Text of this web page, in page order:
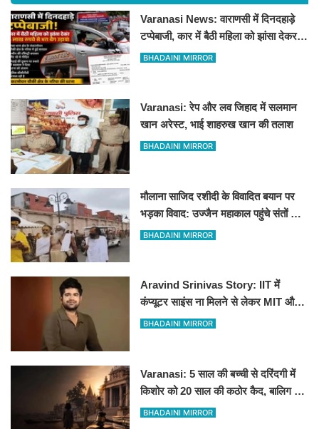
Varanasi News: वाराणसी में दिनदहाड़े
टप्पेबाजी, कार में बैठी महिला को झांसा देकर 5
लाख रुपये से भरा बैग उड़ाया
BHADAINI MIRROR
Varanasi: रेप और लव जिहाद में सलमान
खान अरेस्ट, भाई शाहरुख खान की तलाश
BHADAINI MIRROR
मौलाना साजिद रशीदी के विवादित बयान पर
भड़का विवाद: उज्जैन महाकाल पहुंचे संतों और
कांवड़ियों ने जताया कड़ा विरोध
BHADAINI MIRROR
Aravind Srinivas Story: IIT में
कंप्यूटर साइंस ना मिलने से लेकर MIT और
पहले स्टार्टअप में रिजेक्शन तक
BHADAINI MIRROR
Varanasi: 5 साल की बच्ची से दरिंदगी में
किशोर को 20 साल की कठोर कैद, बालिग की
तरह चला मुकदमा
BHADAINI MIRROR